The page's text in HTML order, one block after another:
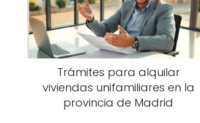
Trámites para alquilar
viviendas unifamiliares en la
provincia de Madrid